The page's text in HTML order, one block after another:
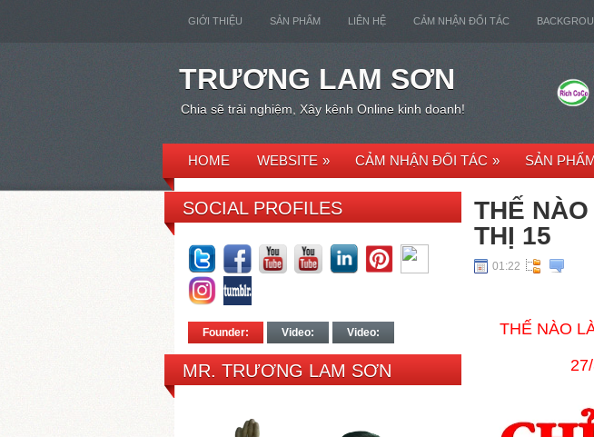
GIỚI THIỆU SẢN PHẨM LIÊN HỆ CẢM NHẬN ĐỐI TÁC
TRƯƠNG LAM SƠN
Chia sẽ trải nghiệm, Xây kênh Online kinh doanh!
HOME WEBSITE » CẢM NHẬN ĐỐI TÁC » SẢN
SOCIAL PROFILES
Founder: Video: Video:
MR. TRƯƠNG LAM SƠN
THẾ
THỊ 15
01:22
THẾ NÀO